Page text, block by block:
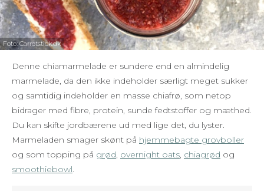
Foto: Carrotstick.dk
Denne chiamarmelade er sundere end en almindelig
marmelade, da den ikke indeholder særligt meget sukker
og samtidig indeholder en masse chiafrø, som netop
bidrager med fibre, protein, sunde fedtstoffer og mæthed.
Du kan skifte jordbærene ud med lige det, du lyster.
Marmeladen smager skønt på hjemmebagte grovboller
og som topping på grød, overnight oats, chiagrød og
smoothiebowl.